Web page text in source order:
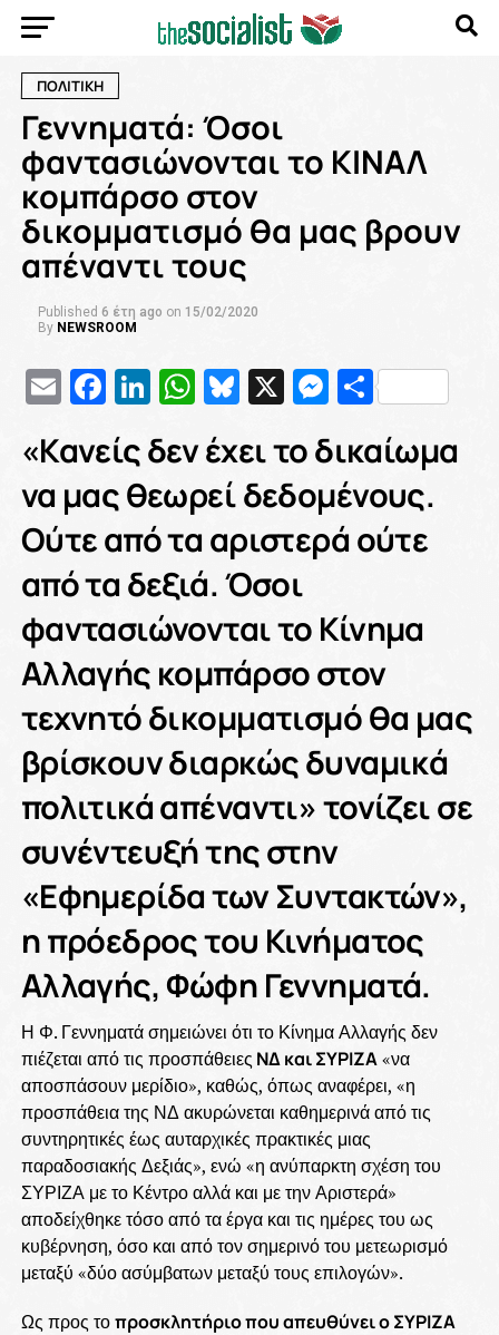
ΠΟΛΙΤΙΚΗ
Γεννηματά: Όσοι
φαντασιώνονται το ΚΙΝΑΛ
κομπάρσο στον
δικομματισμό θα μας βρουν
απέναντι τους
Published 6 έτη ago on 15/02/2020
By NEWSROOM
EmailFacebook
LinkedIn
WhatsApp
Bluesky
X
«Κανείς δεν έχει το δικαίωμα
να μας θεωρεί δεδομένους.
Ούτε από τα αριστερά ούτε
από τα δεξιά. Όσοι
φαντασιώνονται το Κίνημα
Αλλαγής κομπάρσο στον
τεχνητό δικομματισμό θα μας
βρίσκουν διαρκώς δυναμικά
πολιτικά απέναντι» τονίζει σε
συνέντευξή της στην
«Εφημερίδα των Συντακτών»,
η πρόεδρος του Κινήματος
Αλλαγής,Φώφη Γεννηματά.
Η Φ. Γεννηματά σημειώνει ότι το Κίνημα Αλλαγής δεν
πιέζεται από τις προσπάθειες ΝΔ και ΣΥΡΙΖΑ«να
αποσπάσουν μερίδιο», καθώς, όπως αναφέρει, «η
προσπάθεια της ΝΔ ακυρώνεται καθημερινά από τις
συντηρητικές έως αυταρχικές πρακτικές μιας
παραδοσιακής Δεξιάς», ενώ «η ανύπαρκτη σχέση του
ΣΥΡΙΖΑ με το Κέντρο αλλά και με την Αριστερά»
αποδείχθηκε τόσο από τα έργα και τις ημέρες του ως
κυβέρνηση, όσο και από τον σημερινό του μετεωρισμό
μεταξύ «δύο ασύμβατων μεταξύ τους επιλογών».
Ως προς τοπροσκλητήριο που απευθύνει ο ΣΥΡΙΖΑ